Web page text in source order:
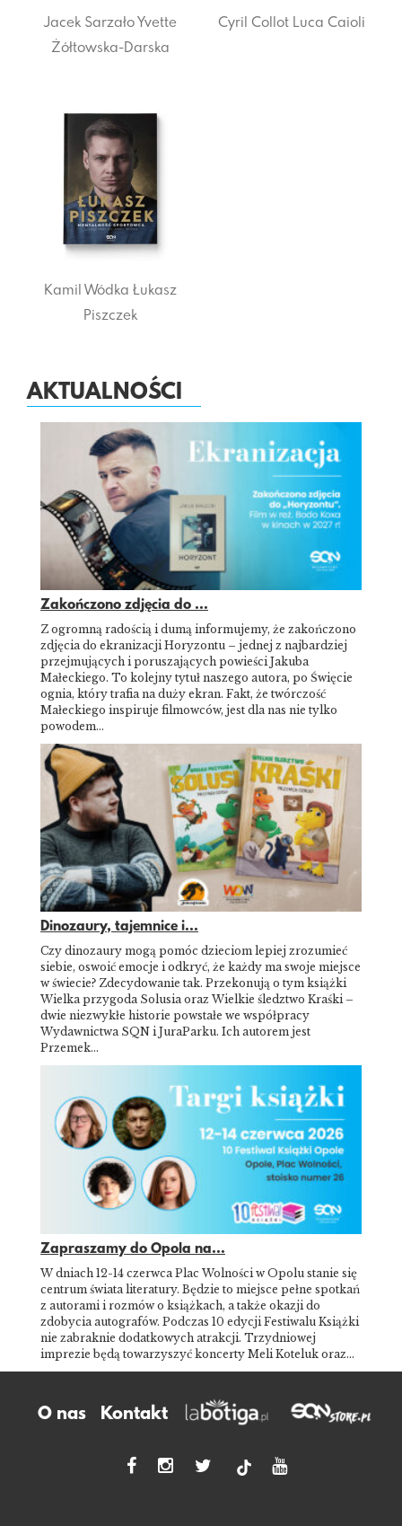
Jacek SarzałoYvette
Żółtowska-Darska
Cyril Collot Luca Caioli
Kamil WódkaŁukasz
Piszczek
AKTUALNOŚCI
Zakończono zdjęcia do ...
Z ogromną radością i dumą informujemy, że zakończono
zdjęcia do ekranizacji Horyzontu – jednej z najbardziej
przejmujących i poruszających powieści Jakuba
Małeckiego. To kolejny tytuł naszego autora, po Święcie
ognia, który trafia na duży ekran. Fakt, że twórczość
Małeckiego inspiruje filmowców, jest dla nas nie tylko
powodem…
Dinozaury, tajemnice i...
Czy dinozaury mogą pomóc dzieciom lepiej zrozumieć
siebie, oswoić emocje i odkryć, że każdy ma swoje miejsce
w świecie? Zdecydowanie tak. Przekonują o tym książki
Wielka przygoda Solusia oraz Wielkie śledztwo Kraśki –
dwie niezwykłe historie powstałe we współpracy
Wydawnictwa SQN i JuraParku. Ich autorem jest
Przemek…
Zapraszamy do Opola na...
W dniach 12-14 czerwca Plac Wolności w Opolu stanie się
centrum świata literatury. Będzie to miejsce pełne spotkań
z autorami i rozmów o książkach, a także okazji do
zdobycia autografów. Podczas 10 edycji Festiwalu Książki
nie zabraknie dodatkowych atrakcji. Trzydniowej
imprezie będą towarzyszyć koncerty Meli Koteluk oraz…
O nas Kontakt
tiktok